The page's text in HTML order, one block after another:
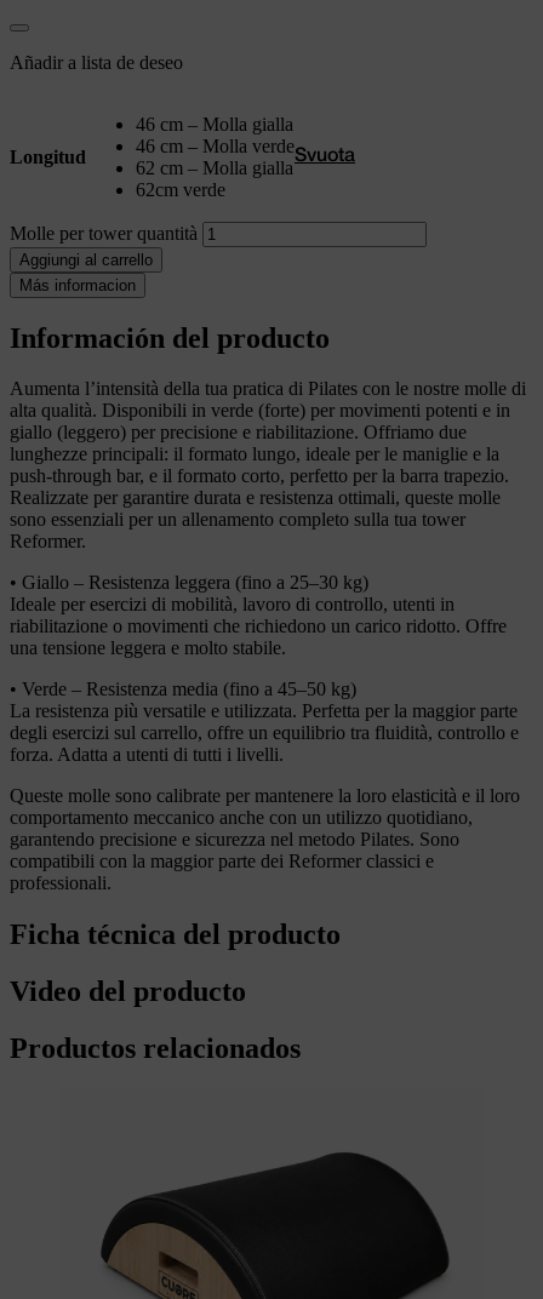
Añadir a lista de deseo
Longitud
46 cm – Molla gialla
46 cm – Molla verde
62 cm – Molla gialla
62cm verde
Svuota
Molle per tower quantità
Aggiungi al carrello
Más informacion
Información del producto
Aumenta l’intensità della tua pratica di Pilates con le nostre molle di
alta qualità. Disponibili in verde (forte) per movimenti potenti e in
giallo (leggero) per precisione e riabilitazione. Offriamo due
lunghezze principali: il formato lungo, ideale per le maniglie e la
push-through bar, e il formato corto, perfetto per la barra trapezio.
Realizzate per garantire durata e resistenza ottimali, queste molle
sono essenziali per un allenamento completo sulla tua tower
Reformer.
• Giallo – Resistenza leggera (fino a 25–30 kg)
Ideale per esercizi di mobilità, lavoro di controllo, utenti in
riabilitazione o movimenti che richiedono un carico ridotto. Offre
una tensione leggera e molto stabile.
• Verde – Resistenza media (fino a 45–50 kg)
La resistenza più versatile e utilizzata. Perfetta per la maggior parte
degli esercizi sul carrello, offre un equilibrio tra fluidità, controllo e
forza. Adatta a utenti di tutti i livelli.
Queste molle sono calibrate per mantenere la loro elasticità e il loro
comportamento meccanico anche con un utilizzo quotidiano,
garantendo precisione e sicurezza nel metodo Pilates. Sono
compatibili con la maggior parte dei Reformer classici e
professionali.
Ficha técnica del producto
Video del producto
Productos relacionados